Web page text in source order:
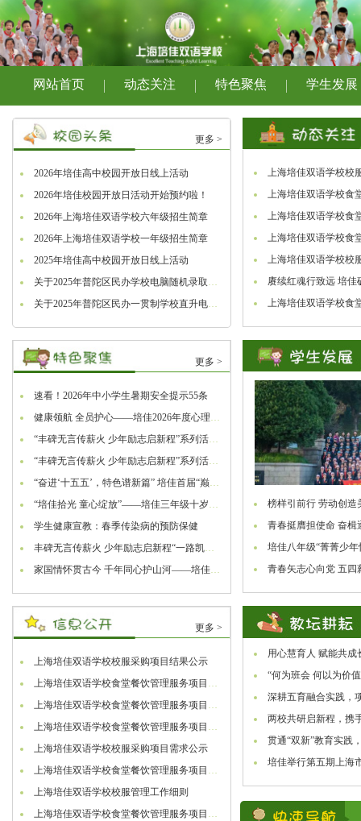
网站首页 动态关注 特色聚焦 学生发展
更多 >
2026年培佳高中校园开放日线上活动
2026年培佳校园开放日活动开始预约啦！
2026年上海培佳双语学校六年级招生简章
2026年上海培佳双语学校一年级招生简章
2025年培佳高中校园开放日线上活动
关于2025年普陀区民办学校电脑随机录取结果的公示
关于2025年普陀区民办一贯制学校直升电脑随机录取结果的公示
上海培佳双语学校校
上海培佳双语学校食
上海培佳双语学校食
上海培佳双语学校食
上海培佳双语学校校
赓续红魂行致远 培
上海培佳双语学校食
百年
更多 >
速看！2026年中小学生暑期安全提示55条
健康领航 全员护心——培佳2026年度心理健康活动季纪实报道
“丰碑无言传薪火 少年励志启新程”系列活动之“忆烽火岁月 传红色艺韵”——培佳第二十三届艺术节暨“六一”庆典主题活动
“丰碑无言传薪火 少年励志启新程”系列活动之“科技赋能 守护民族力量”——培佳第二十三届科技节圆满落幕
“奋进‘十五五’，特色谱新篇” 培佳首届“巅峰杯”篮球比赛热血启幕！
“培佳拾光 童心绽放”——培佳三年级十岁生日成长礼纪实
学生健康宣教：春季传染病的预防保健
丰碑无言传薪火 少年励志启新程“一路凯歌 一马当先”——培佳2025学年第二学期开学典礼
家国情怀贯古今 千年同心护山河——培佳首届学生节圆满落幕
榜样引前行 劳动创
青春挺膺担使命 奋
培佳八年级“菁菁少
青春矢志心向党 五
更多 >
上海培佳双语学校校服采购项目结果公示
上海培佳双语学校食堂餐饮管理服务项目中标结果公告
上海培佳双语学校食堂餐饮管理服务项目中标候选人公示
上海培佳双语学校食堂餐饮管理服务项目延期公告
上海培佳双语学校校服采购项目需求公示
上海培佳双语学校食堂餐饮管理服务项目延期公告
上海培佳双语学校校服管理工作细则
上海培佳双语学校食堂餐饮管理服务项目招标公告
用心慧育人 赋能共
“何为班会 何以为价
深耕五育融合实践
两校共研启新程，
贯通“双新”教育实
培佳举行第五期上海